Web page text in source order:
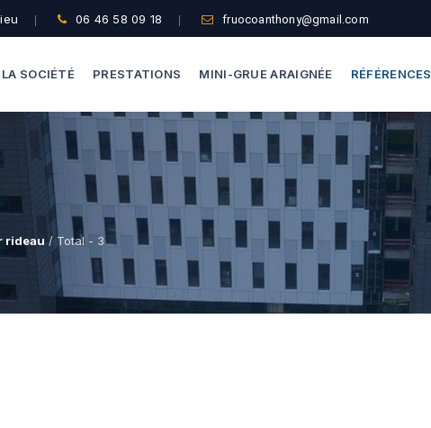
06 46 58 09 18 fruocoanthony@gmail.com
LA SOCIÉTÉ PRESTATIONS
Dépannage Vitrages
Vitrine Magasin
Expertise Bris De Glace
Recherche De Fuite
MINI-GRUE ARAIGNÉE
Capacité De Levage
Nos Formules
RÉFÉRENCES
rideau / Total - 3